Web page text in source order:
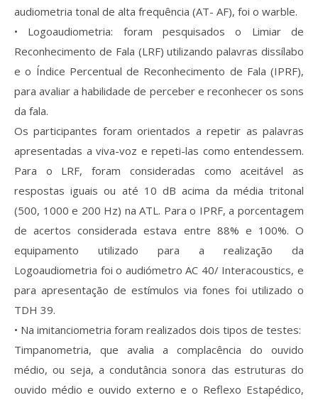
audiometria tonal de alta frequência (AT- AF), foi o warble.
• Logoaudiometria: foram pesquisados o Limiar de
Reconhecimento de Fala (LRF) utilizando palavras dissílabo
e o Índice Percentual de Reconhecimento de Fala (IPRF),
para avaliar a habilidade de perceber e reconhecer os sons
da fala.
Os participantes foram orientados a repetir as palavras
apresentadas a viva-voz e repeti-las como entendessem.
Para o LRF, foram consideradas como aceitável as
respostas iguais ou até 10 dB acima da média tritonal
(500, 1000 e 200 Hz) na ATL. Para o IPRF, a porcentagem
de acertos considerada estava entre 88% e 100%. O
equipamento utilizado para a realização da
Logoaudiometria foi o audiómetro AC 40/ Interacoustics, e
para apresentação de estímulos via fones foi utilizado o
TDH 39.
• Na imitanciometria foram realizados dois tipos de testes:
Timpanometria, que avalia a complacência do ouvido
médio, ou seja, a condutância sonora das estruturas do
ouvido médio e ouvido externo e o Reflexo Estapédico,